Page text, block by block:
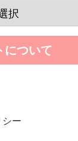
について
シー